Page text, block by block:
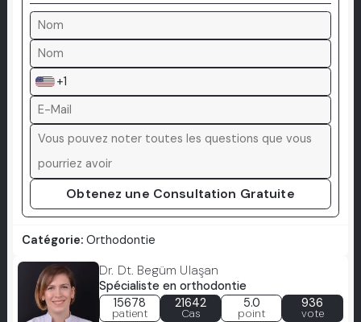
+1
Obtenez une Consultation Gratuite
Catégorie: Orthodontie
Dr. Dt. Begüm Ulaşan
Spécialiste en orthodontie
15678
patient
21642
Cas
5.0
point
936
vote